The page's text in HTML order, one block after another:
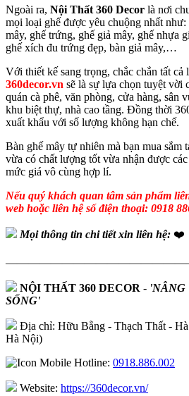
Ngoài ra, Nội Thất 360 Decor là nơi
mọi loại ghế được yêu chuộng nhất
mây, ghế trứng, ghế giả mây, ghế nhựa
ghế xích đu trứng đẹp, bàn giả mây,…
Với thiết kế sang trọng, chắc chắn tất cả
360decor.vn sẽ là sự lựa chọn tuyệt vời
quán cà phê, văn phòng, cửa hàng, sân
khu biệt thự, nhà cao tầng. Đồng thời
xuất khẩu với số lượng không hạn chế.
Bàn ghế mây tự nhiên mà bạn mua sắm
vừa có chất lượng tốt vừa nhận được
mức giá vô cùng hợp lí.
Nếu quý khách quan tâm sản phẩm
web hoặc liên hệ số điện thoại: 0918
Mọi thông tin chi tiết xin liên hệ: ❤️
NỘI THẤT 360 DECOR - 'NÂNG
SỐNG'
Địa chỉ: Hữu Bằng - Thạch Thất -
Hà Nội)
Hotline: 0918.886.002
Website: https://360decor.vn/